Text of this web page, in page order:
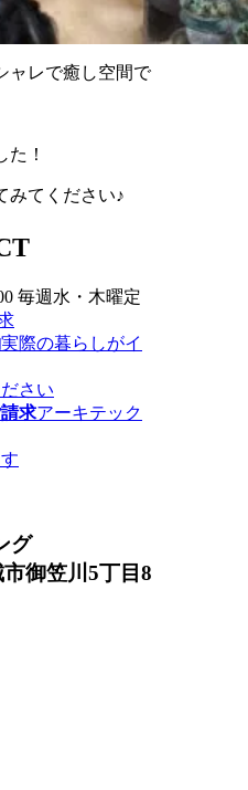
ャレで癒し空間で
！
みてください♪
毎週水・木曜定
実際の暮らしがイ
さい
求アーキテック
御笠川5丁目8